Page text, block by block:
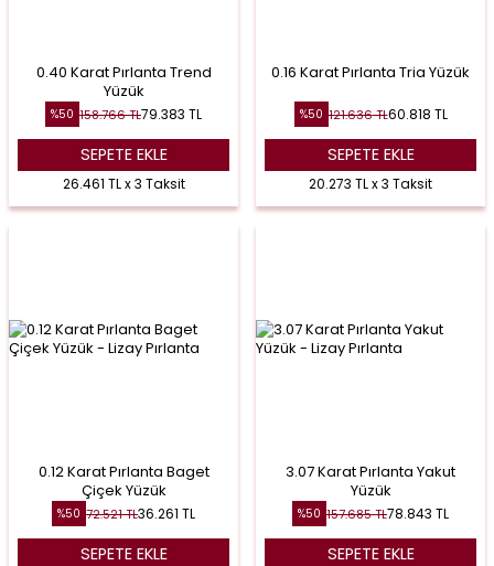
0.40 Karat Pırlanta Trend
Yüzük
%50 158.766TL79.383 TL
SEPETE EKLE
26.461 TL x 3 Taksit
0.16 Karat Pırlanta Tria Yüzük
%50 121.636TL60.818 TL
SEPETE EKLE
20.273 TL x 3 Taksit
0.12 Karat Pırlanta Baget
Çiçek Yüzük
%50 72.521TL36.261 TL
SEPETE EKLE
3.07 Karat Pırlanta Yakut
Yüzük
%50 157.685TL78.843 TL
SEPETE EKLE